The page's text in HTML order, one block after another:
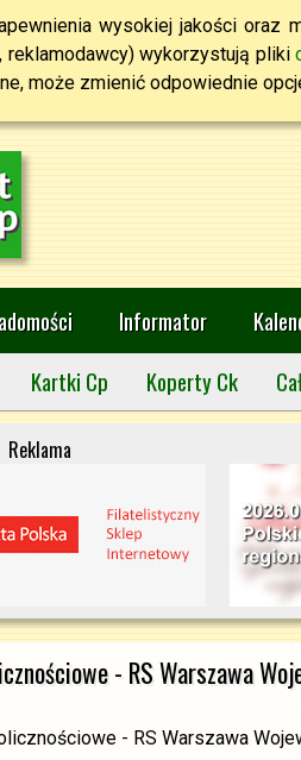
wysokiej jakości oraz
reklamodawcy) wykorzystują pliki
może zmienić odpowiednie
Informator
Kartki Cp Koperty Ck
Reklama
- RS Warszawa
- RS Warszawa